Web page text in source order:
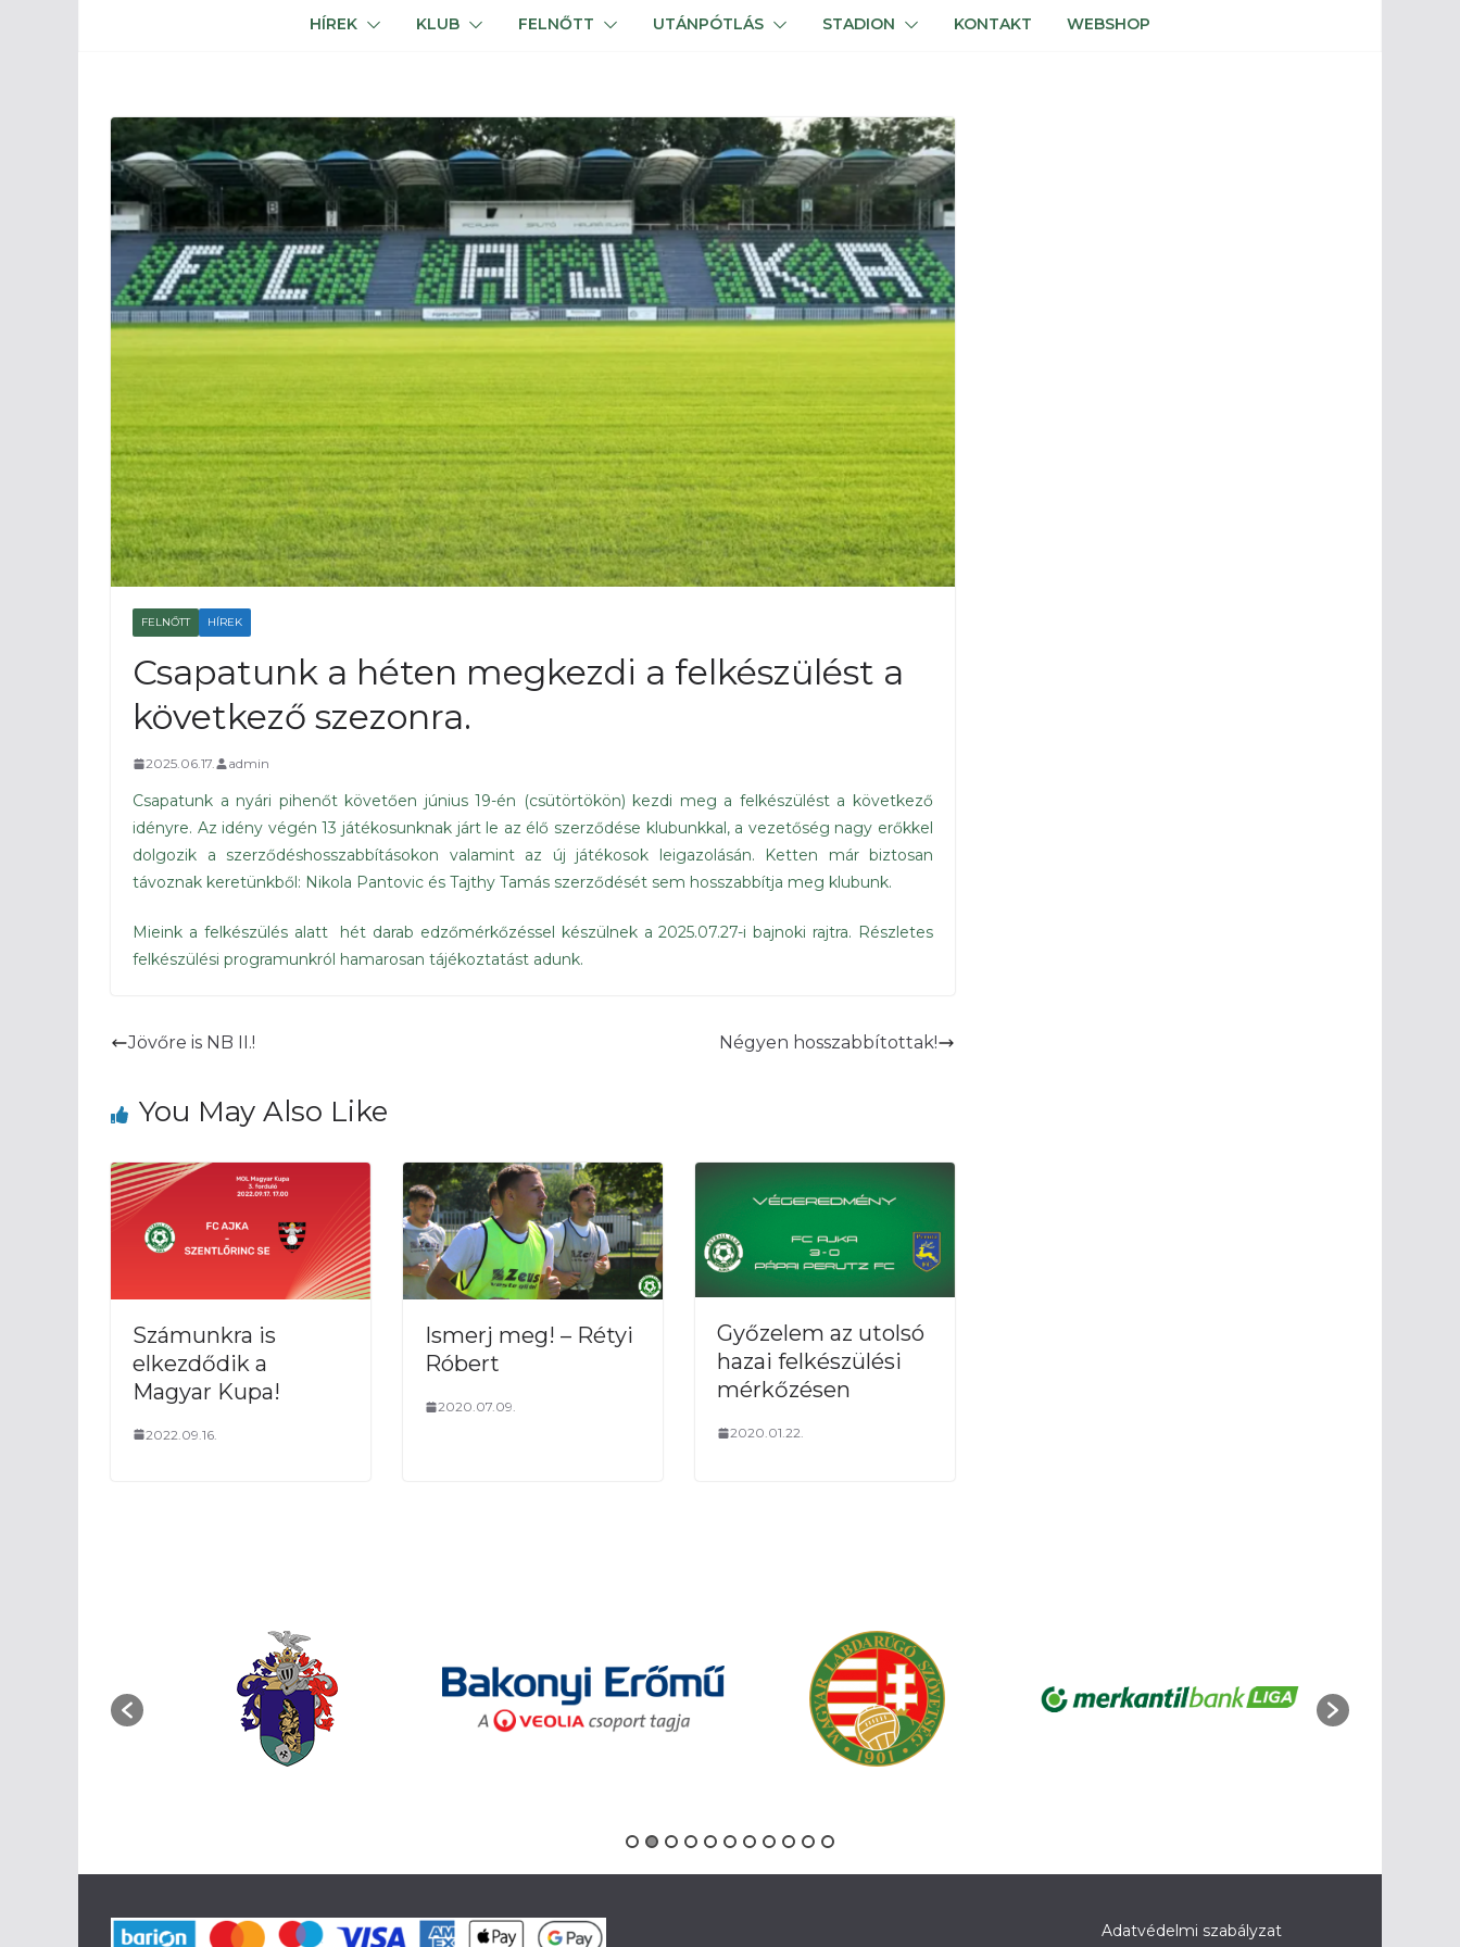
HÍREK KLUB FELNŐTT UTÁNPÓTLÁS STADION KONTAKT WEBSHOP
FELNŐTT HÍREK
Csapatunk a héten megkezdi a felkészülést a
következő szezonra.
2025.06.17. admin
Csapatunk a nyári pihenőt követően június 19-én (csütörtökön) kezdi meg a felkészülést a következő
idényre. Az idény végén 13 játékosunknak járt le az élő szerződése klubunkkal, a vezetőség nagy erőkkel
dolgozik a szerződéshosszabbításokon valamint az új játékosok leigazolásán. Ketten már biztosan
távoznak keretünkből: Nikola Pantovic és Tajthy Tamás szerződését sem hosszabbítja meg klubunk.
Mieink a felkészülés alatt hét darab edzőmérkőzéssel készülnek a 2025.07.27-i bajnoki rajtra. Részletes
felkészülési programunkról hamarosan tájékoztatást adunk.
Jövőre is NB II.! Négyen hosszabbítottak!
You May Also Like
Számunkra is
elkezdődik a
Magyar Kupa!
2022.09.16.
Ismerj meg! – Rétyi
Róbert
2020.07.09.
Győzelem az utolsó
hazai felkészülési
mérkőzésen
2020.01.22.
Adatvédelmi szabályzat